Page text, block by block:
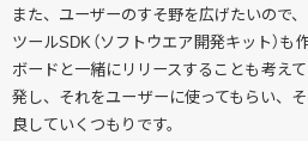
また、ユーザーのすそ野を広げたいので
ツールSDK（ソフトウエア開発キット）
ボードと一緒にリリースすることも考え
発し、それをユーザーに使ってもらい、
良していくつもりです。